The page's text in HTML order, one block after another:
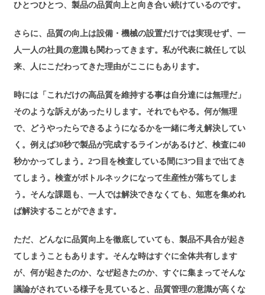
ひとつひとつ、製品の品質向上と向き合い続けているのです。
さらに、品質の向上は設備・機械の設置だけでは実現せず、一
人一人の社員の意識も関わってきます。私が代表に就任して以
来、人にこだわってきた理由がここにもあります。
時には「これだけの高品質を維持する事は自分達には無理だ」
そのような訴えがあったりします。それでもやる。何が無理
で、どうやったらできるようになるかを一緒に考え解決してい
く。例えば30秒で製品が完成するラインがあるけど、検査に40
秒かかってしまう。2つ目を検査している間に3つ目まで出てき
てしまう。検査がボトルネックになって生産性が落ちてしま
う。そんな課題も、一人では解決できなくても、知恵を集めれ
ば解決することができます。
ただ、どんなに品質向上を徹底していても、製品不具合が起き
てしまうこともあります。そんな時はすぐに全体共有します
が、何が起きたのか、なぜ起きたのか、すぐに集まってそんな
議論がされている様子を見ていると、品質管理の意識が高くな